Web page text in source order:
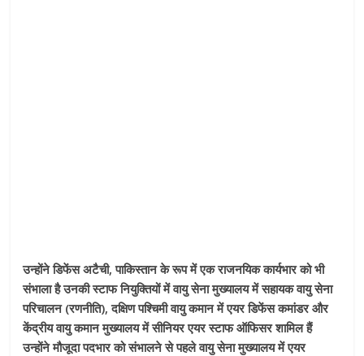
उन्होंने डिफेंस अटैची, पाकिस्तान के रूप में एक राजनयिक कार्यभार को भी
संभाला है उनकी स्टाफ नियुक्तियों में वायु सेना मुख्यालय में सहायक वायु सेना
परिचालन (रणनीति), दक्षिण पश्चिमी वायु कमान में एयर डिफेंस कमांडर और
केंद्रीय वायु कमान मुख्यालय में सीनियर एयर स्टाफ ऑफिसर शामिल हैं
उन्होंने मौजूदा पदभार को संभालने से पहले वायु सेना मुख्यालय में एयर